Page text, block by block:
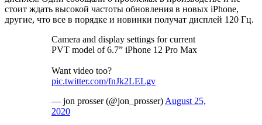
стоит ждать высокой частоты обновления в новых iPhone,
другие, что все в порядке и новинки получат дисплей 120 Гц.
Camera and display settings for current
PVT model of 6.7” iPhone 12 Pro Max
Want video too?
pic.twitter.com/fnJk2LELgv
— jon prosser (@jon_prosser) August 25,
2020